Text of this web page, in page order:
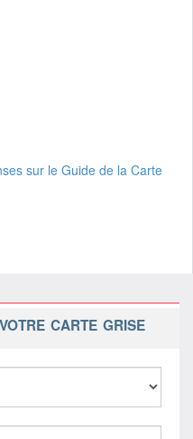
sur le Guide de la Carte
CARTE GRISE